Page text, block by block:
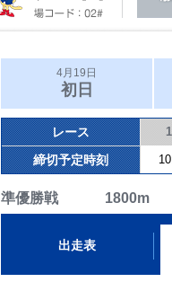
4月19日
初日
レース
締切予定時刻
準優勝戦 1800m
出走表